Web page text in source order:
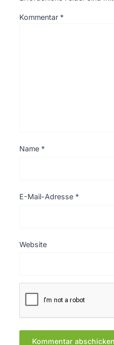
Kommentar *
Name *
E-Mail-Adresse *
Website